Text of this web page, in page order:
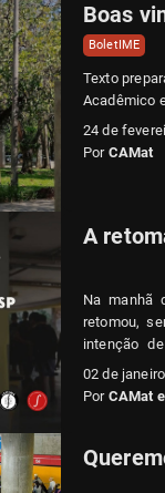
Boas
BoletIME
Texto
Acadêmico
24 de
Por CAMat
A
Na manhã
retomou,
intenção
“melhorar
02 de
Por CAMat